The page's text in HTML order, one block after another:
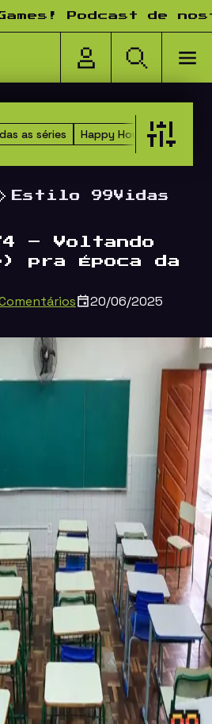
Podcast de
as séries Happy Hour dos Amigos
Estilo 99Vidas
– Voltando
pra Época da
20/06/2025